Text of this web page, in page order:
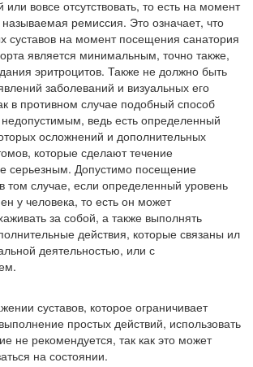
вовсе отсутствовать, то есть на момент
называемая ремиссия. Это означает, что
суставов на момент посещения санатория
является минимальным, точно также,
эритроцитов. Также не должно быть
заболеваний и визуальных его
в противном случае подобный способ
ведь есть определенный
осложнений и дополнительных
которые сделают течение
серьезным. Допустимо посещение
том случае, если определенный уровень
у человека, то есть он может
за собой, а также выполнять
действия, которые связаны ил
деятельностью, или с
суставов, которое ограничивает
простых действий, использовать
не рекомендуется, так как это может
на состоянии.